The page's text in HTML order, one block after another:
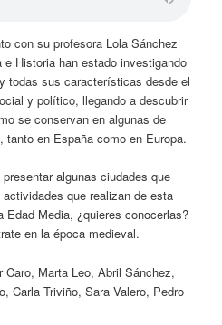
con su profesora Lola Sánchez
Historia han estado investigando
todas sus características desde el
y político, llegando a descubrir
se conservan en algunas de
en España como en Europa.
algunas ciudades que
que realizan de esta
Edad Media, ¿quieres conocerlas?
en la época medieval.
Marta Leo, Abril Sánchez,
Carla Triviño, Sara Valero, Pedro